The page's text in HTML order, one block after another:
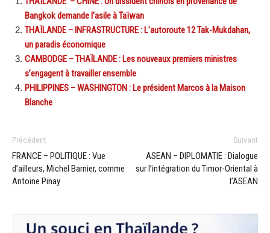
Bangkok demande l’asile à Taïwan
THAÏLANDE – INFRASTRUCTURE : L’autoroute 12 Tak-Mukdahan,
un paradis économique
CAMBODGE – THAÏLANDE : Les nouveaux premiers ministres
s’engagent à travailler ensemble
PHILIPPINES – WASHINGTON : Le président Marcos à la Maison
Blanche
Précédent
FRANCE – POLITIQUE : Vue
d’ailleurs, Michel Barnier, comme
Antoine Pinay
Suivant
ASEAN – DIPLOMATIE : Dialogue
sur l’intégration du Timor-Oriental à
l’ASEAN